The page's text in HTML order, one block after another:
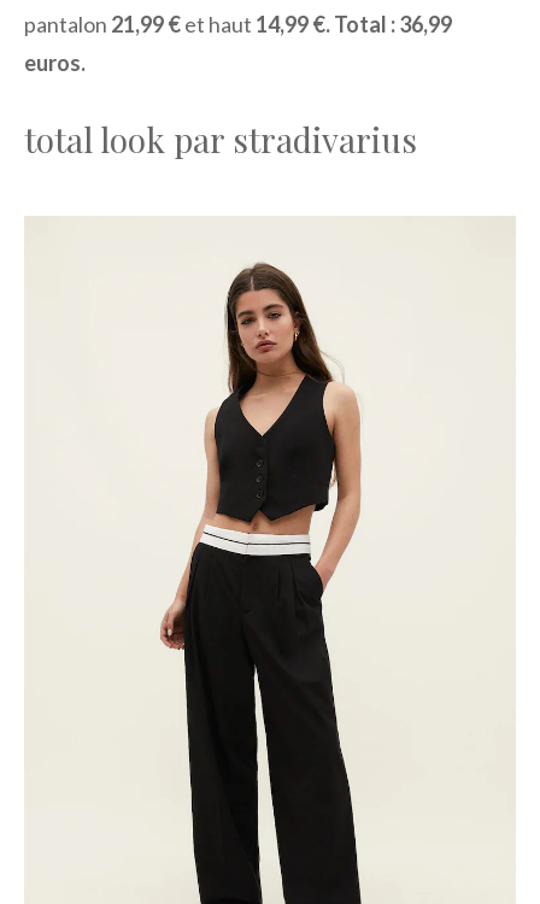
pantalon 21,99 €et haut 14,99 €. Total : 36,99
euros.
total look par stradivarius